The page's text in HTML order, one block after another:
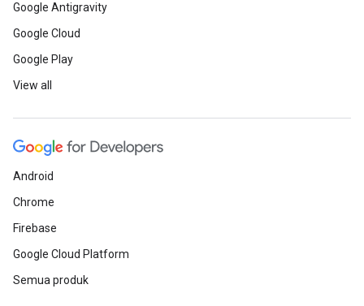
Google Antigravity
Google Cloud
Google Play
View all
Android
Chrome
Firebase
Google Cloud Platform
Semua produk